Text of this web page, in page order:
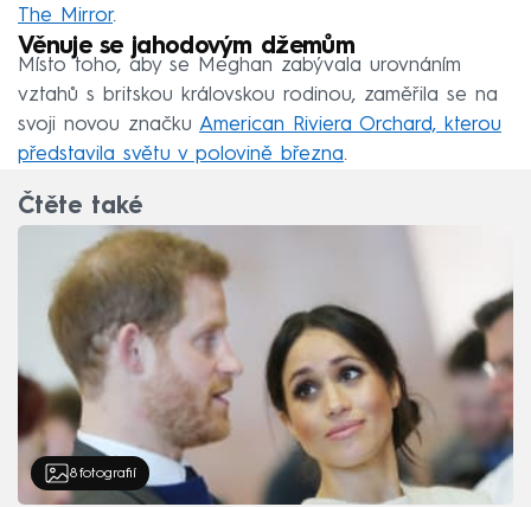
The Mirror.
Věnuje se jahodovým džemům
Místo toho, aby se Meghan zabývala urovnáním
vztahů s britskou královskou rodinou, zaměřila se na
svoji novou značku American Riviera Orchard, kterou
představila světu v polovině března.
Čtěte také
8 fotografií